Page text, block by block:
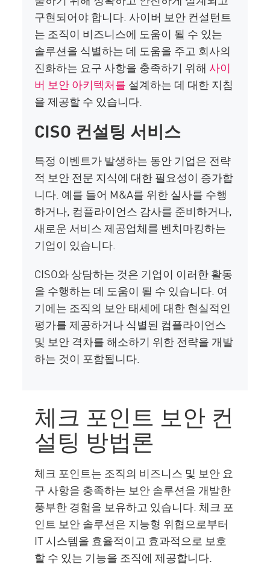
구현되어야 합니다. 사이버 보안 컨설턴트
는 조직이 비즈니스에 도움이 될 수 있는
솔루션을 식별하는 데 도움을 주고 회사의
진화하는 요구 사항을 충족하기 위해사이
버 보안 아키텍처를 설계하는 데 대한 지침
을 제공할 수 있습니다.
CISO 컨설팅 서비스
특정 이벤트가 발생하는 동안 기업은 전략
적 보안 전문 지식에 대한 필요성이 증가합
니다. 예를 들어 M&A를 위한 실사를 수행
하거나, 컴플라이언스 감사를 준비하거나,
새로운 서비스 제공업체를 벤치마킹하는
기업이 있습니다.
CISO와 상담하는 것은 기업이 이러한 활동
을 수행하는 데 도움이 될 수 있습니다. 여
기에는 조직의 보안 태세에 대한 현실적인
평가를 제공하거나 식별된 컴플라이언스
및 보안 격차를 해소하기 위한 전략을 개발
하는 것이 포함됩니다.
체크 포인트 보안 컨
설팅 방법론
체크 포인트는 조직의 비즈니스 및 보안 요
구 사항을 충족하는 보안 솔루션을 개발한
풍부한 경험을 보유하고 있습니다. 체크 포
인트 보안 솔루션은 지능형 위협으로부터
IT 시스템을 효율적이고 효과적으로 보호
할 수 있는 기능을 조직에 제공합니다.